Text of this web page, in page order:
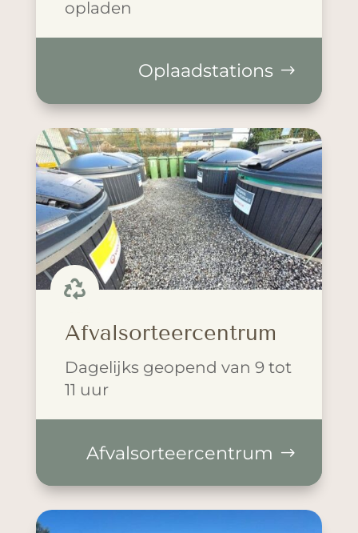
opladen
Oplaadstations

Afvalsorteercentrum
Dagelijks geopend van 9 tot
11 uur
Afvalsorteercentrum